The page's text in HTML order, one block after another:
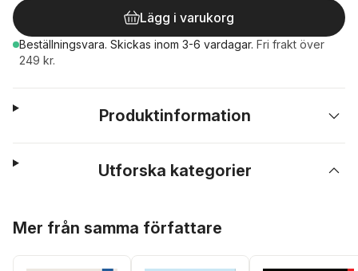
Lägg i varukorg
Beställningsvara. Skickas inom 3-6 vardagar. Fri frakt över
249 kr.
Produktinformation
Utforska kategorier
Mer från samma författare